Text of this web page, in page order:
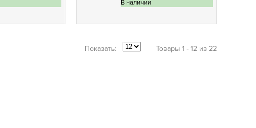
В наличии
Показать: Товары 1 - 12 из 22